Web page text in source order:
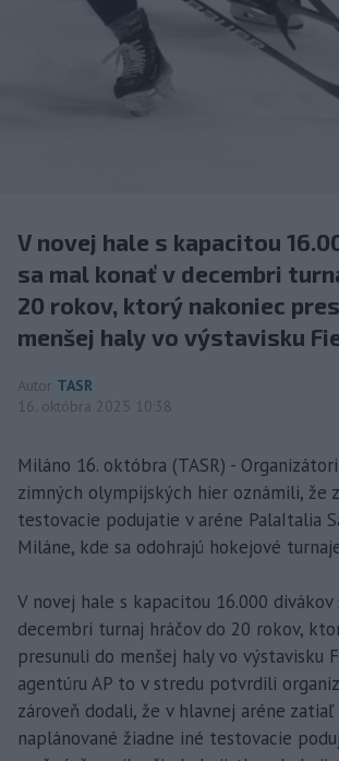
V novej hale s kapacitou
sa mal konať v decembri
20 rokov, ktorý nakoniec
menšej haly vo výstavisku
Autor TASR
16. októbra 2025 10:38
Miláno 16. októbra (TASR) -
zimných olympijských hier oznámili, že
testovacie podujatie v aréne PalaItalia
Miláne, kde sa odohrajú hokejové
V novej hale s kapacitou 16.000
decembri turnaj hráčov do 20 rokov,
presunuli do menšej haly vo výstavisku
agentúru AP to v stredu potvrdili
zároveň dodali, že v hlavnej aréne
naplánované žiadne iné testovacie